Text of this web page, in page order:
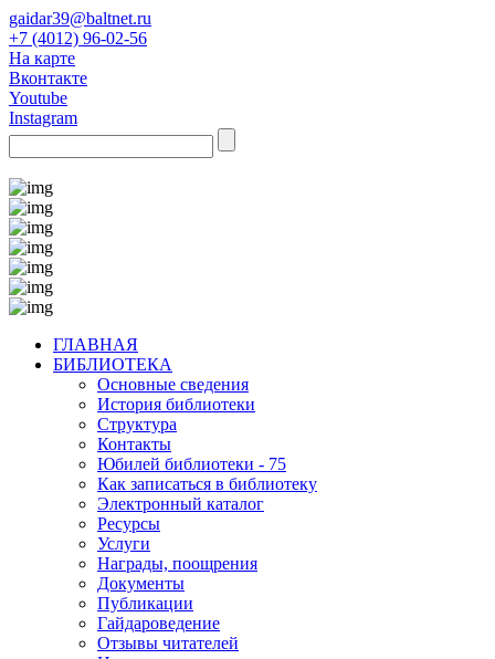
gaidar39@baltnet.ru
+7 (4012) 96-02-56
На карте
Вконтакте
Youtube
Instagram
ГЛАВНАЯ
БИБЛИОТЕКА
Основные сведения
История библиотеки
Структура
Контакты
Юбилей библиотеки - 75
Как записаться в библиотеку
Электронный каталог
Ресурсы
Услуги
Награды, поощрения
Документы
Публикации
Гайдароведение
Отзывы читателей